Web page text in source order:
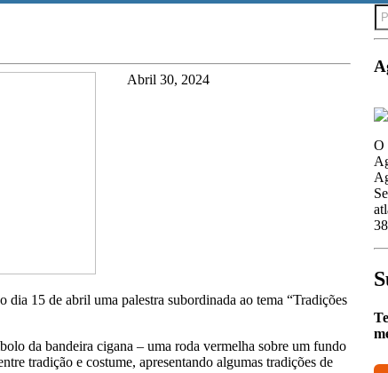
Abril 30, 2024
15 de abril uma palestra subordinada ao tema “Tradições
da bandeira cigana – uma roda vermelha sobre um fundo
tradição e costume, apresentando algumas tradições de
O